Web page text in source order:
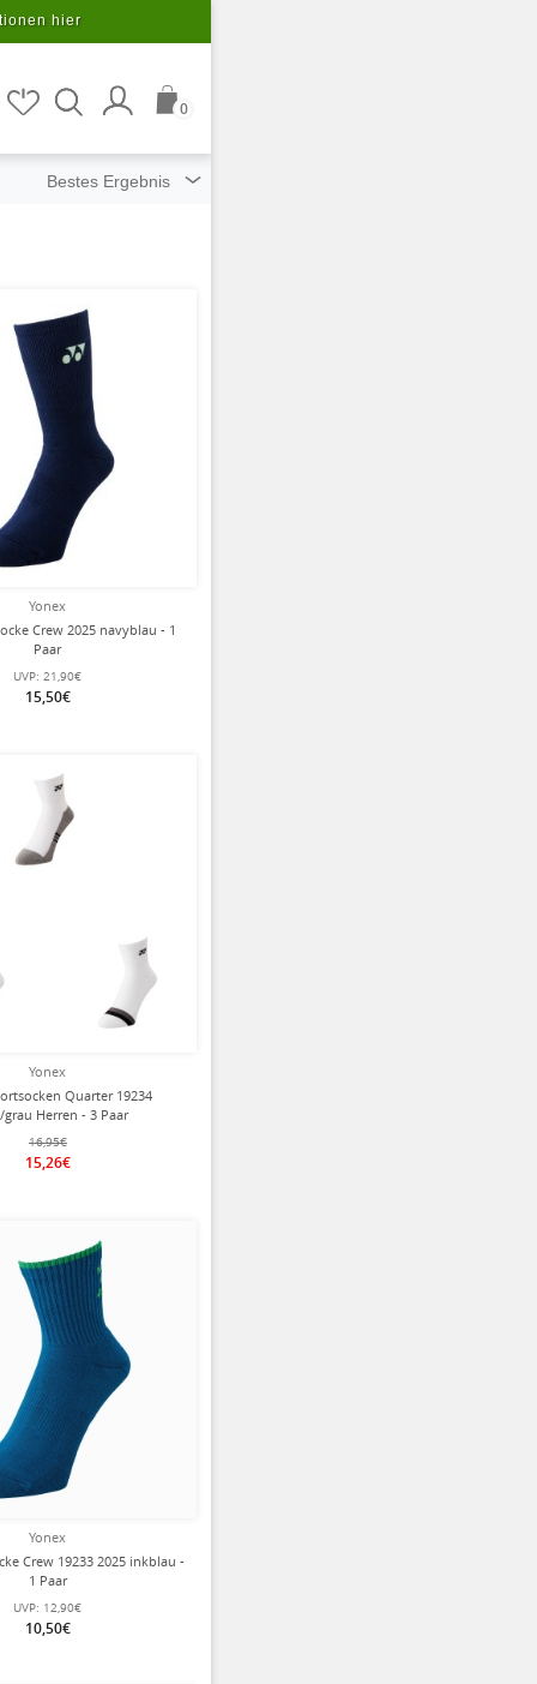
hier
0
Yonex
Crew 2025 navyblau - 1
Paar
UVP: 21,90€
15,50€
Yonex
Quarter 19234
grau Herren - 3 Paar
16,95€
15,26€
Yonex
Crew 19233 2025 inkblau -
1 Paar
UVP: 12,90€
10,50€